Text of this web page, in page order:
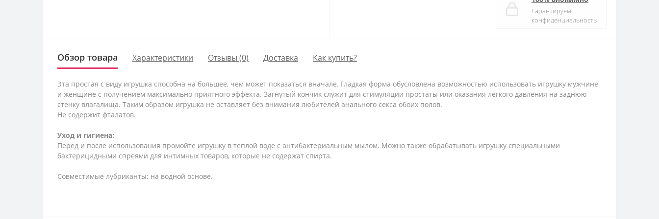
Гарантируем
конфиденциальность
Обзор товара Характеристики Отзывы (0) Доставка Как купить?
Эта простая с виду игрушка способна на большее, чем может показаться вначале. Гладкая форма обусловлена возможностью использовать игрушку мужчине
и женщине с получением максимально приятного эффекта. Загнутый кончик служит для стимуляции простаты или оказания легкого давления на заднюю
стенку влагалища. Таким образом игрушка не оставляет без внимания любителей анального секса обоих полов.
Не содержит фталатов.
Уход и гигиена:
Перед и после использования промойте игрушку в теплой воде с антибактериальным мылом. Можно также обрабатывать игрушку специальными
бактерицидными спреями для интимных товаров, которые не содержат спирта.
Совместимые лубриканты: на водной основе.